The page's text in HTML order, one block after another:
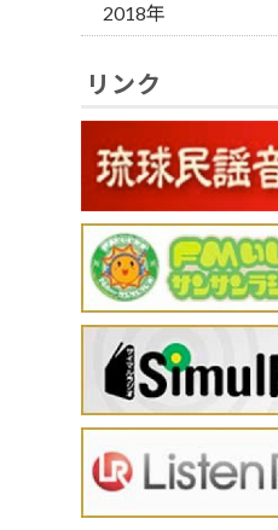
2018年
リンク